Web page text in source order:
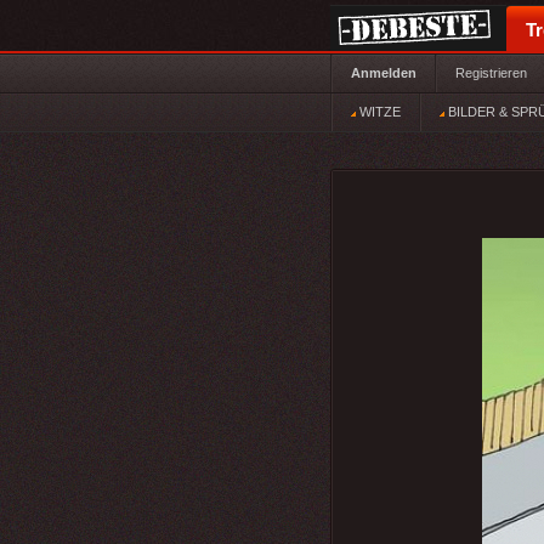
Anmelden Registrieren
WITZE BILDER &